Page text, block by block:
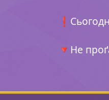
🔻Не